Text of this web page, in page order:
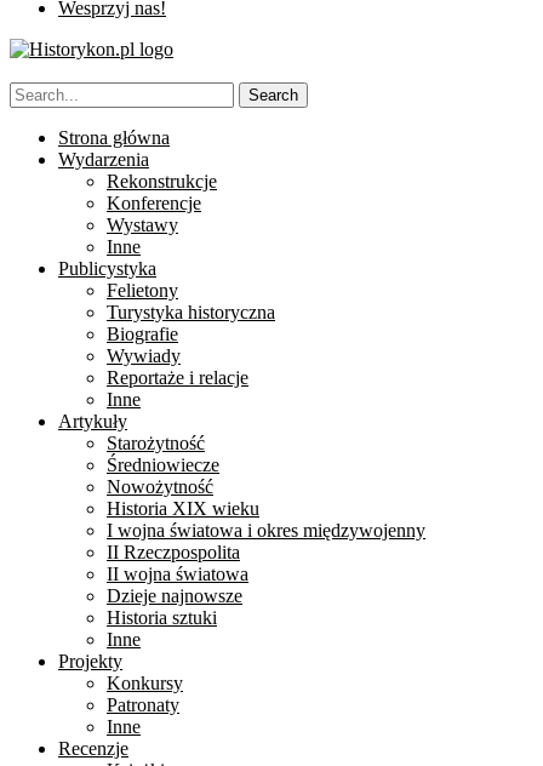
Wesprzyj nas!
Strona główna
Wydarzenia
Rekonstrukcje
Konferencje
Wystawy
Inne
Publicystyka
Felietony
Turystyka historyczna
Biografie
Wywiady
Reportaże i relacje
Inne
Artykuły
Starożytność
Średniowiecze
Nowożytność
Historia XIX wieku
I wojna światowa i okres międzywojenny
II Rzeczpospolita
II wojna światowa
Dzieje najnowsze
Historia sztuki
Inne
Projekty
Konkursy
Patronaty
Inne
Recenzje